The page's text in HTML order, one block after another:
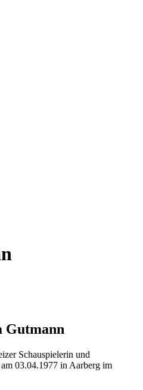
Gutmann
Schauspielerin und
03.04.1977 in Aarberg im